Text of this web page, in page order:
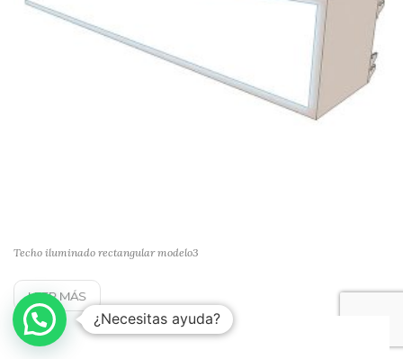
Techo iluminado rectangular modelo3
LEER MÁS
¿Necesitas ayuda?